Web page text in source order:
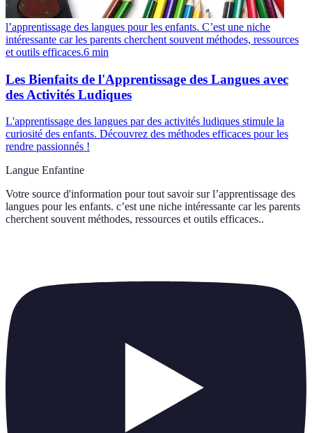
l’apprentissage des langues pour les enfants. C’est une niche
intéressante car les parents cherchent souvent méthodes, ressources
et outils efficaces.6 min
Les Bienfaits de l'Apprentissage des Langues avec
des Activités Ludiques
L'apprentissage des langues par des activités ludiques stimule la
curiosité des enfants. Découvrez des méthodes efficaces pour les
rendre passionnés !
Langue Enfantine
Votre source d'information pour tout savoir sur l’apprentissage des
langues pour les enfants. c’est une niche intéressante car les parents
cherchent souvent méthodes, ressources et outils efficaces..